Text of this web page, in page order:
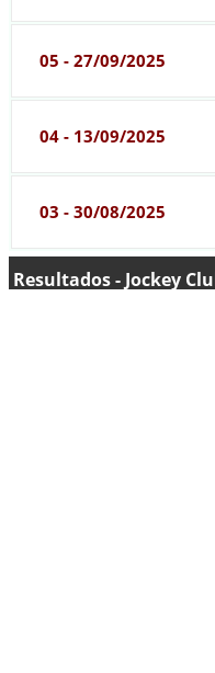
05 - 27/09/2025
04 - 13/09/2025
03 - 30/08/2025
Resultados - Jockey